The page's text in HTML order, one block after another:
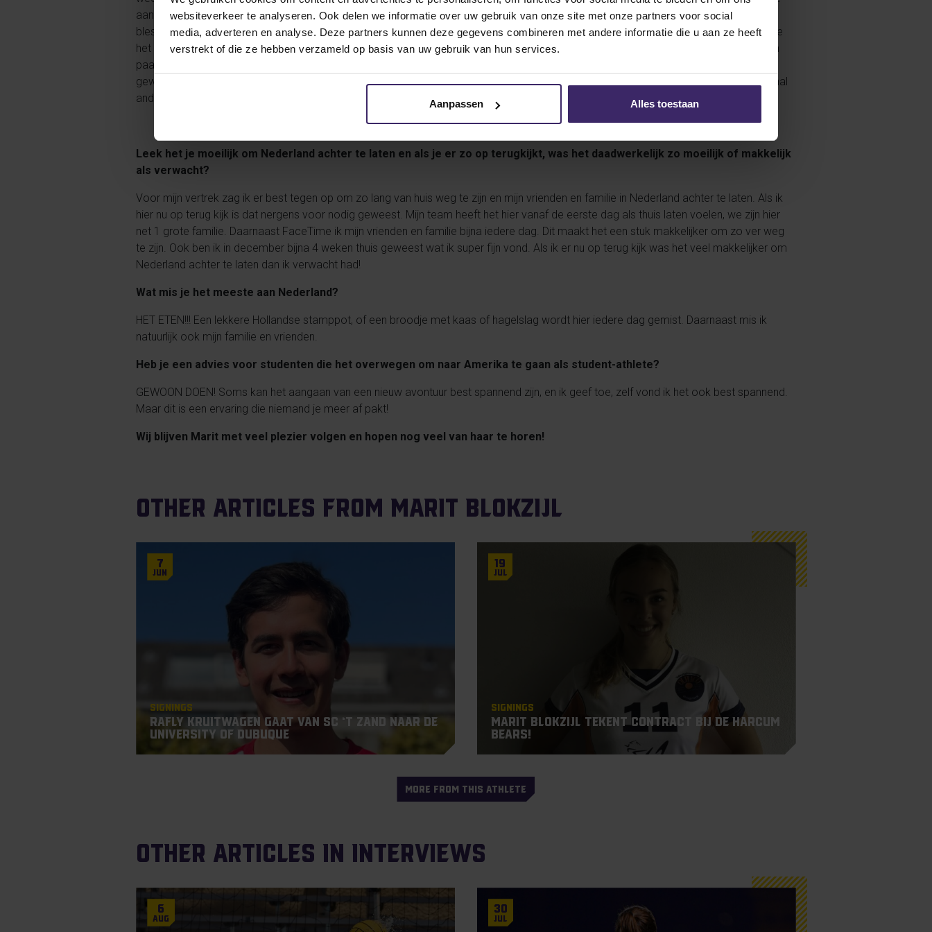
websiteverkeer te analyseren. Ook delen we informatie over uw gebruik van onze site met onze partners voor social
media, adverteren en analyse. Deze partners kunnen deze gegevens combineren met andere informatie die u aan ze heeft
verstrekt of die ze hebben verzameld op basis van uw gebruik van hun services.
Aanpassen Alles toestaan
aan mijn schouder opgelopen. Ik heb een scheurtje in mijn Labrum waardoor ik nu niet volledig mee kan doen met de trainingen. Ook
blessures horen bij het spelen van een sport en als het herstel goed gaat kan ik in mei weer vol op mee doen! Voor de rest hebben we
het als team afgelopen seizoen redelijk goed gedaan. We begonnen ons seizoen met een 7-1 winning record, waarna we daarna een
paar wedstrijden verloren hebben. We hadden een aantal geblesseerde speelsters en speelden met andere samenstellingen dan we
gewend waren. Na een tijdje ging dit beter en wonnen we meer wedstrijden. Uiteindelijk hebben we ook de halve finale van ons regional
and districts tournament gehaald.
Leek het je moeilijk om Nederland achter te laten en als je er zo op terugkijkt, was het daadwerkelijk zo moeilijk of makkelijk
als verwacht?
Voor mijn vertrek zag ik er best tegen op om zo lang van huis weg te zijn en mijn vrienden en familie in Nederland achter te laten. Als ik
hier nu op terug kijk is dat nergens voor nodig geweest. Mijn team heeft het hier vanaf de eerste dag als thuis laten voelen, we zijn hier
net 1 grote familie. Daarnaast FaceTime ik mijn vrienden en familie bijna iedere dag. Dit maakt het een stuk makkelijker om zo ver weg
te zijn. Ook ben ik in december bijna 4 weken thuis geweest wat ik super fijn vond. Als ik er nu op terug kijk was het veel makkelijker om
Nederland achter te laten dan ik verwacht had!
Wat mis je het meeste aan Nederland?
HET ETEN!!! Een lekkere Hollandse stamppot, of een broodje met kaas of hagelslag wordt hier iedere dag gemist. Daarnaast mis ik
natuurlijk ook mijn familie en vrienden.
Heb je een advies voor studenten die het overwegen om naar Amerika te gaan als student-athlete?
GEWOON DOEN! Soms kan het aangaan van een nieuw avontuur best spannend zijn, en ik geef toe, zelf vond ik het ook best spannend.
Maar dit is een ervaring die niemand je meer af pakt!
Wij blijven Marit met veel plezier volgen en hopen nog veel van haar te horen!
Other articles from Marit Blokzijl
7
Jun
Signings
Rafly Kruitwagen gaat van SC ‘t Zand naar de
University of Dubuque
19
Jul
Signings
Marit Blokzijl tekent contract bij de Harcum
Bears!
MORE FROM THIS ATHLETE
Other articles in Interviews
6
Aug
30
Jul